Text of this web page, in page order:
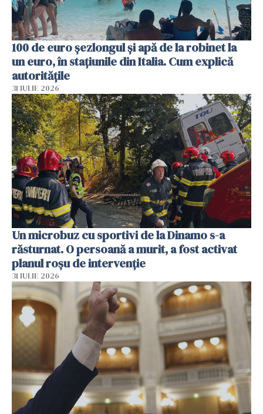
100 de euro șezlongul și apă de la robinet la
un euro, în stațiunile din Italia. Cum explică
autoritățile
31 IULIE 2026
Un microbuz cu sportivi de la Dinamo s-a
răsturnat. O persoană a murit, a fost activat
planul roșu de intervenție
31 IULIE 2026